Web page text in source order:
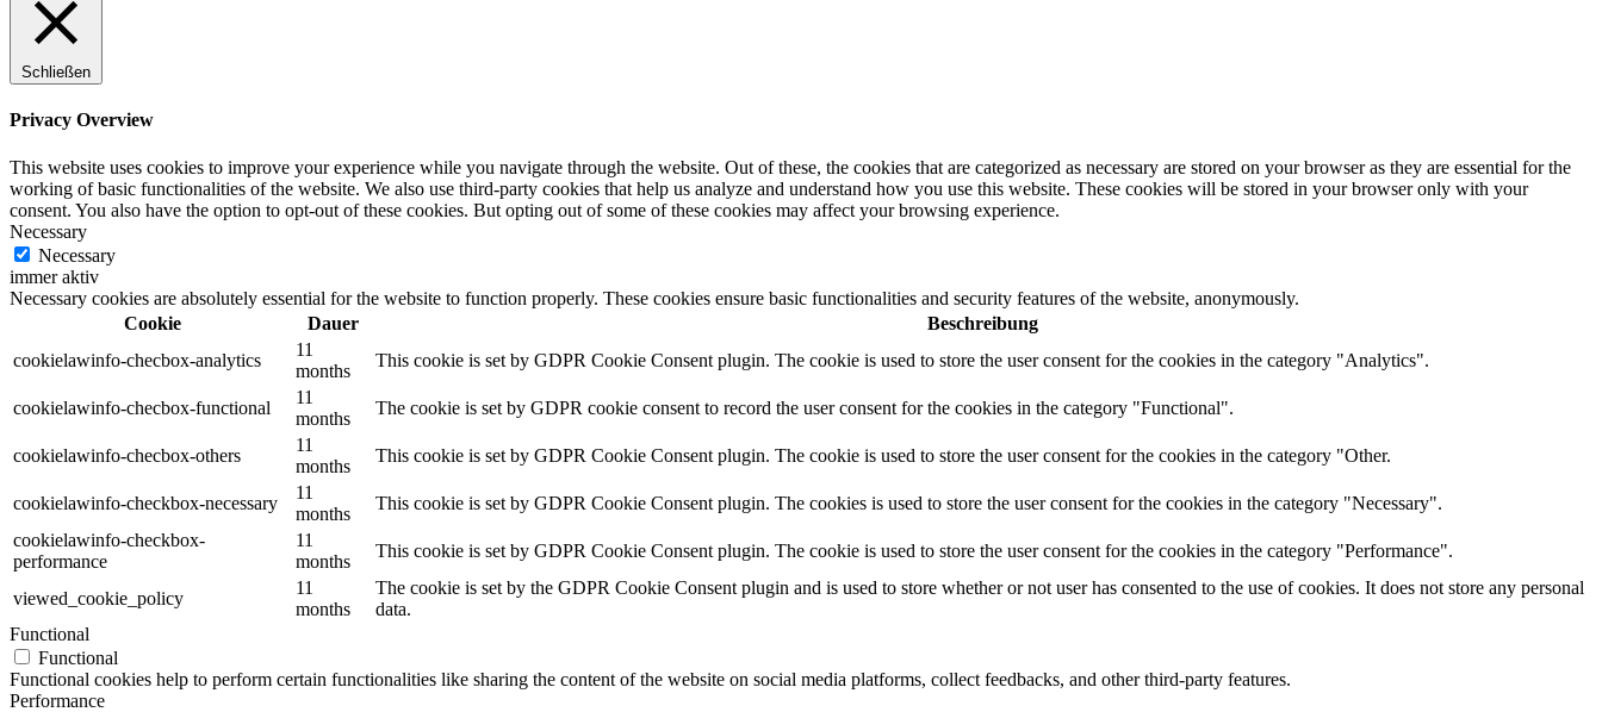
Schließen
Privacy Overview
This website uses cookies to improve your experience while you navigate through the website. Out of these, the cookies that are categorized as necessary are stored on your browser as they are essential for the
working of basic functionalities of the website. We also use third-party cookies that help us analyze and understand how you use this website. These cookies will be stored in your browser only with your
consent. You also have the option to opt-out of these cookies. But opting out of some of these cookies may affect your browsing experience.
Necessary
Necessary
immer aktiv
Necessary cookies are absolutely essential for the website to function properly. These cookies ensure basic functionalities and security features of the website, anonymously.
Cookie
Dauer
Beschreibung
cookielawinfo-checbox-analytics
11
months
This cookie is set by GDPR Cookie Consent plugin. The cookie is used to store the user consent for the cookies in the category "Analytics".
cookielawinfo-checbox-functional
11
months
The cookie is set by GDPR cookie consent to record the user consent for the cookies in the category "Functional".
cookielawinfo-checbox-others
11
months
This cookie is set by GDPR Cookie Consent plugin. The cookie is used to store the user consent for the cookies in the category "Other.
cookielawinfo-checkbox-necessary
11
months
This cookie is set by GDPR Cookie Consent plugin. The cookies is used to store the user consent for the cookies in the category "Necessary".
cookielawinfo-checkbox-
performance
11
months
This cookie is set by GDPR Cookie Consent plugin. The cookie is used to store the user consent for the cookies in the category "Performance".
viewed_cookie_policy
11
months
The cookie is set by the GDPR Cookie Consent plugin and is used to store whether or not user has consented to the use of cookies. It does not store any personal
data.
Functional
Functional
Functional cookies help to perform certain functionalities like sharing the content of the website on social media platforms, collect feedbacks, and other third-party features.
Performance